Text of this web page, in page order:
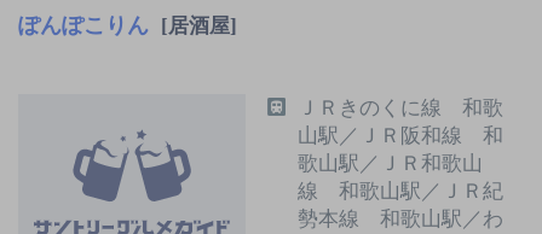
ぽんぽこりん [居酒屋]
ＪＲきのくに線 和歌
山駅／ＪＲ阪和線 和
歌山駅／ＪＲ和歌山
線 和歌山駅／ＪＲ紀
勢本線 和歌山駅／わ